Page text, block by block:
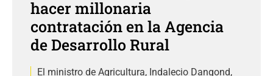
hacer millonaria
contratación en la Agencia
de Desarrollo Rural
El ministro de Agricultura, Indalecio Dangond,